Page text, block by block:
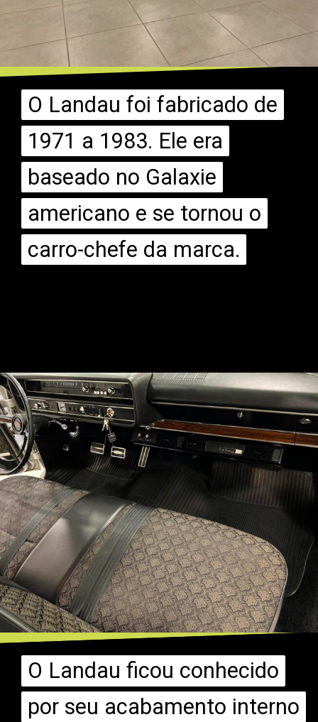
O Landau foi fabricado de
1971 a 1983. Ele era
baseado no Galaxie
americano e se tornou o
carro-chefe da marca.
O Landau foi fabricado de
1971 a 1983. Ele era
baseado no Galaxie
americano e se tornou o
carro-chefe da marca.
Opening https://mundofixa.com.br/avaliado-em-r-150-mil-ford-landau-1976-segue-em-estado-de-0km-e-original-de-fabrica/
O Landau ficou conhecido
por seu acabamento interno
O Landau ficou conhecido
por seu acabamento interno